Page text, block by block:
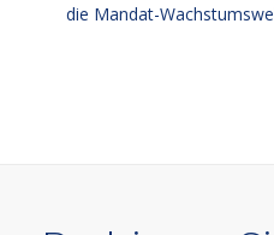
die Mandat-